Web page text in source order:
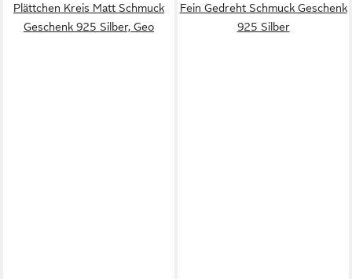
Plättchen Kreis Matt Schmuck
Geschenk 925 Silber, Geo
Fein Gedreht Schmuck Geschenk
925 Silber